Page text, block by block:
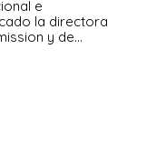
e
la directora
y de…